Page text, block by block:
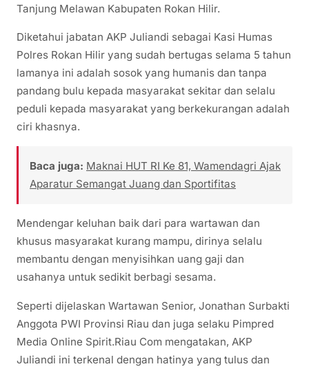
Tanjung Melawan Kabupaten Rokan Hilir.
Diketahui jabatan AKP Juliandi sebagai Kasi Humas
Polres Rokan Hilir yang sudah bertugas selama 5 tahun
lamanya ini adalah sosok yang humanis dan tanpa
pandang bulu kepada masyarakat sekitar dan selalu
peduli kepada masyarakat yang berkekurangan adalah
ciri khasnya.
Baca juga: Maknai HUT RI Ke 81, Wamendagri Ajak
Aparatur Semangat Juang dan Sportifitas
Mendengar keluhan baik dari para wartawan dan
khusus masyarakat kurang mampu, dirinya selalu
membantu dengan menyisihkan uang gaji dan
usahanya untuk sedikit berbagi sesama.
Seperti dijelaskan Wartawan Senior, Jonathan Surbakti
Anggota PWI Provinsi Riau dan juga selaku Pimpred
Media Online Spirit.Riau Com mengatakan, AKP
Juliandi ini terkenal dengan hatinya yang tulus dan